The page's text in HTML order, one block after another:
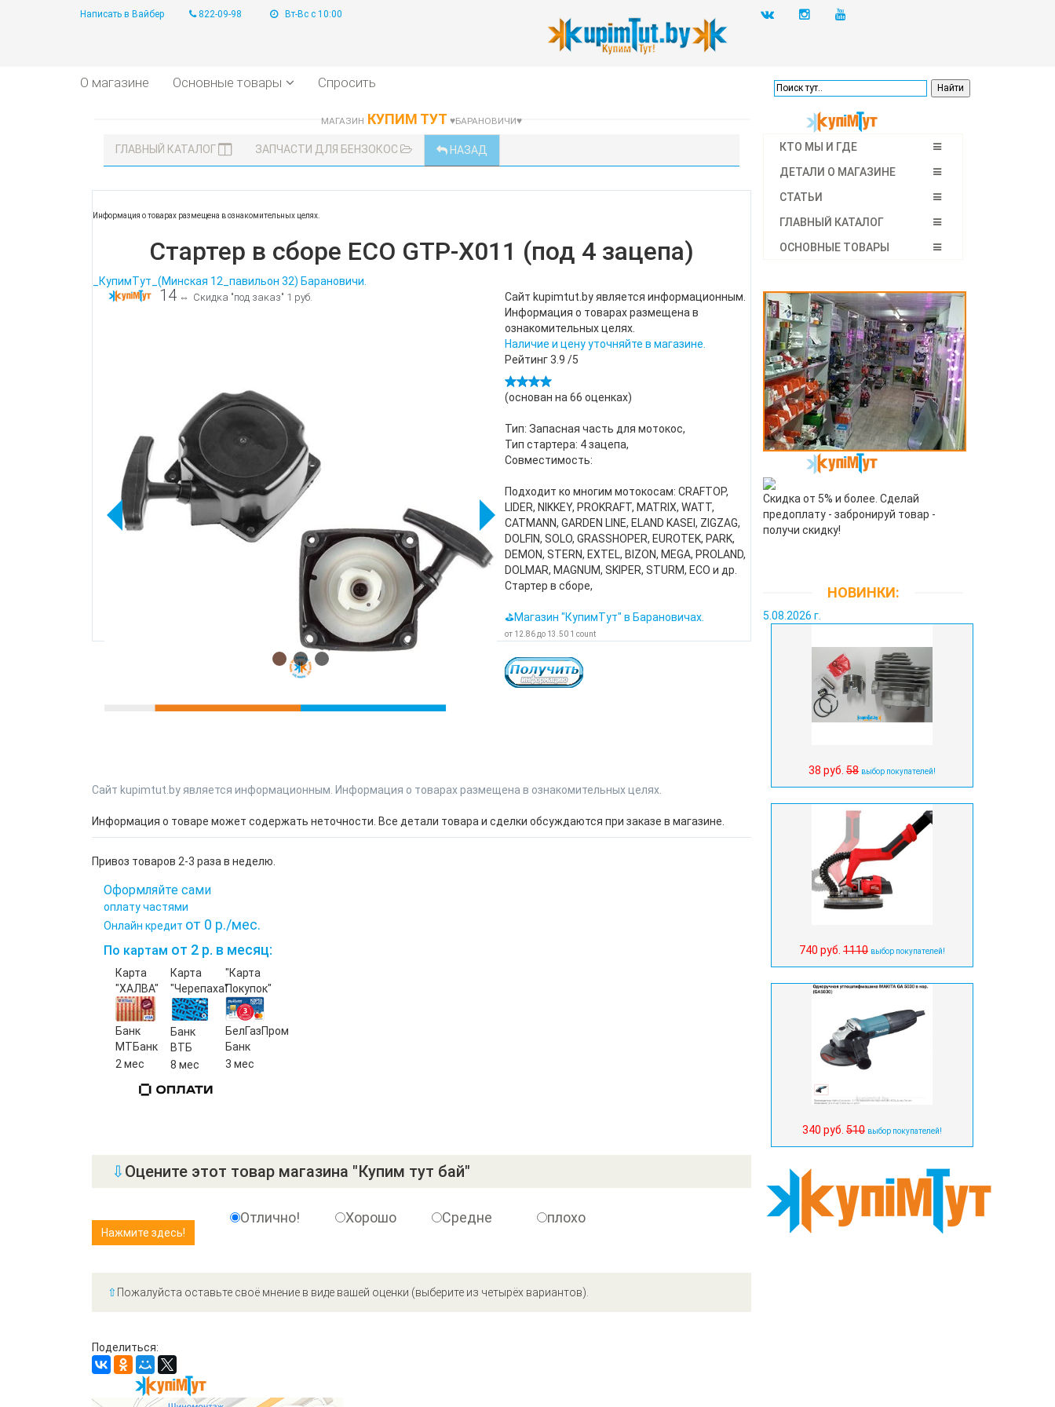
Написать в Вайбер 822-09-98 Вт-Вс с 10:00
О магазине Основные товары Спросить
МАГАЗИН КУПИМ ТУТ ♥БАРАНОВИЧИ♥
ГЛАВНЫЙ КАТАЛОГ ЗАПЧАСТИ ДЛЯ БЕНЗОКОС НАЗАД
Информация о товарах размещена в ознакомительных целях.
Стартер в сборе ECO GTP-X011 (под 4 зацепа)
_КупимТут_(Минская 12_павильон 32) Барановичи.
14 ⇔ Скидка "под заказ" 1 руб.
Сайт kupimtut.by является информационным.
Информация о товарах размещена в
ознакомительных целях.
Наличие и цену уточняйте в магазине.
Рейтинг3.9 /5
(основан на 66 оценках)
Тип: Запасная часть для мотокос,
Тип стартера: 4 зацепа,
Совместимость:
Подходит ко многим мотокосам: CRAFTOP,
LIDER, NIKKEY, PROKRAFT, MATRIX, WATT,
CATMANN, GARDEN LINE, ELAND KASEI, ZIGZAG,
DOLFIN, SOLO, GRASSHOPER, EUROTEK, PARK,
DEMON, STERN, EXTEL, BIZON, MEGA, PROLAND,
DOLMAR, MAGNUM, SKIPER, STURM, ECO и др.
Стартер в сборе,
⛳Магазин "КупимТут" в Барановичах.
от 12.86до 13.50 1 count
Сайт kupimtut.by является информационным. Информация о товарах размещена в ознакомительных целях.
Информация о товаре может содержать неточности. Все детали товара и сделки обсуждаются при заказе в магазине.
Привоз товаров 2-3 раза в неделю.
Оформляйте сами
оплату частями
Онлайн кредит от 0 р./мес.
По картам от 2 р. в месяц:
Карта
"ХАЛВА"
Банк
МТБанк
2 мес
Карта
"Черепаха"
Банк
ВТБ
8 мес
"Карта
Покупок"
БелГазПром
Банк
3 мес
⇩ Оцените этот товар магазина "Купим тут бай"
Отлично! Хорошо Средне плохо
⇧ Пожалуйста оставьте своё мнение в виде вашей оценки (выберите из четырёх вариантов).
Поделиться:
КТО МЫ И ГДЕ
ДЕТАЛИ О МАГАЗИНЕ
СТАТЬИ
ГЛАВНЫЙ КАТАЛОГ
ОСНОВНЫЕ ТОВАРЫ
Скидка от 5% и более. Сделай
предоплату - забронируй товар -
получи скидку!
НОВИНКИ:
5.08.2026 г.
38 руб. 58 выбор покупателей!
740 руб. 1110 выбор покупателей!
340 руб. 510 выбор покупателей!